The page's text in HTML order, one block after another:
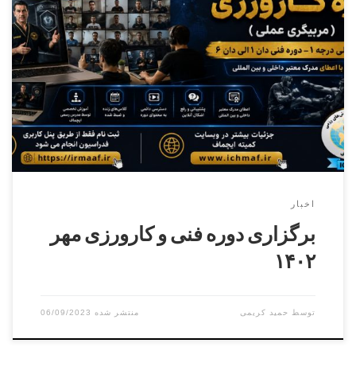
برگزاری دوره فنی کمربند مشکی دان ۱ الی دان ۷ و کارورزی (
مربیگری عملی ) درجه ۳ الی درجه ۱ ( آنلاین _ آفلاین)
اخبار
برگزاری دوره فنی و کارورزی مهر
۱۴۰۲
توسط حمید کریمی 06/09/2023